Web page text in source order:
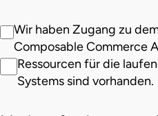
Wir haben Zugang zu
Composable Commerce
Ressourcen für die
Systems sind vorhanden.